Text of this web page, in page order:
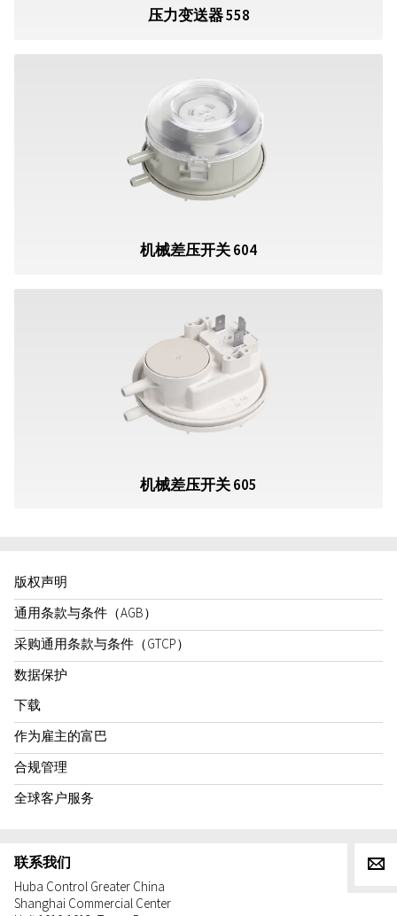
压力变送器 558
机械差压开关 604
机械差压开关 605
版权声明
通用条款与条件（AGB）
采购通用条款与条件（GTCP）
数据保护
下载
作为雇主的富巴
合规管理
全球客户服务
联系我们
Huba Control Greater China
Shanghai Commercial Center
g